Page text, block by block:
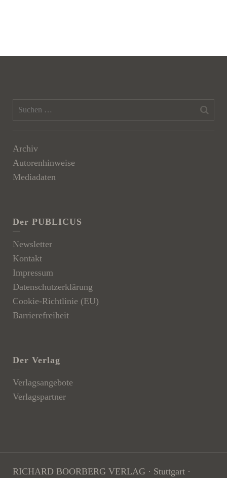
Archiv
Autorenhinweise
Mediadaten
Der PUBLICUS
Newsletter
Kontakt
Impressum
Datenschutzerklärung
Cookie-Richtlinie (EU)
Barrierefreiheit
Der Verlag
Verlagsangebote
Verlagspartner
RICHARD BOORBERG VERLAG · Stuttgart ·